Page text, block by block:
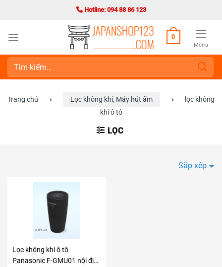
dung
Hotline: 094 88 86 123
0
Menu
Tìm
kiếm:
Trang chủ › Lọc không khí, Máy hút ẩm ›
lọc không
khí ô tô
LỌC
Sắp xếp
Lọc không khí ô tô
Panasonic F-GMU01 nội địa